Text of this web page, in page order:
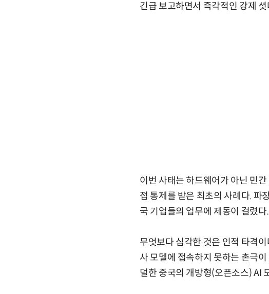
긴급 보고하면서 즉각적인 강제
이번 사태는 하드웨어가 아닌 민
접 통제를 받은 최초의 사례다. 파
국 기업들의 업무에 제동이 걸렸다.
무엇보다 심각한 것은 인적 타격
사 모델에 접속하지 못하는 촌극
덜한 중국의 개방형(오픈소스) AI